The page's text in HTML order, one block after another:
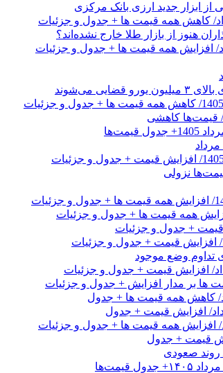
از ابزار جدید ارزی بانک مرکزی
هنوز از بازار طلا خارج نشده‌اند؟
می‌شوند